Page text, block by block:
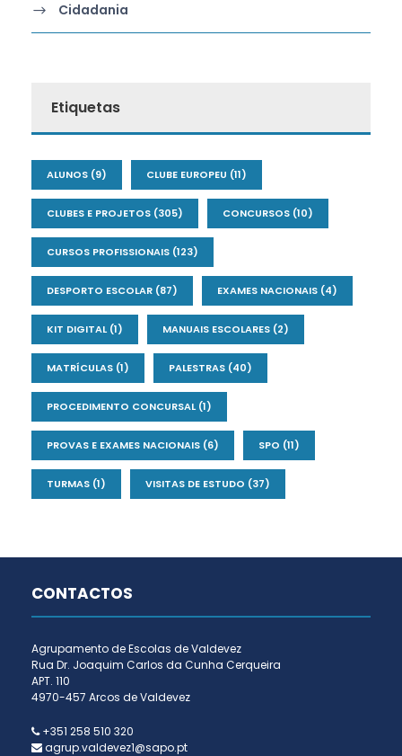
Cidadania
Etiquetas
ALUNOS (9) CLUBE EUROPEU (11)
CLUBES E PROJETOS (305) CONCURSOS (10)
CURSOS PROFISSIONAIS (123)
DESPORTO ESCOLAR (87) EXAMES NACIONAIS (4)
KIT DIGITAL(1) MANUAIS ESCOLARES (2)
MATRÍCULAS (1) PALESTRAS (40)
PROCEDIMENTO CONCURSAL(1)
PROVAS E EXAMES NACIONAIS (6) SPO (11)
TURMAS (1) VISITAS DE ESTUDO (37)
CONTACTOS
Agrupamento de Escolas de Valdevez
Rua Dr. Joaquim Carlos da Cunha Cerqueira
APT. 110
4970-457 Arcos de Valdevez
+351 258 510 320
agrup.valdevez1@sapo.pt